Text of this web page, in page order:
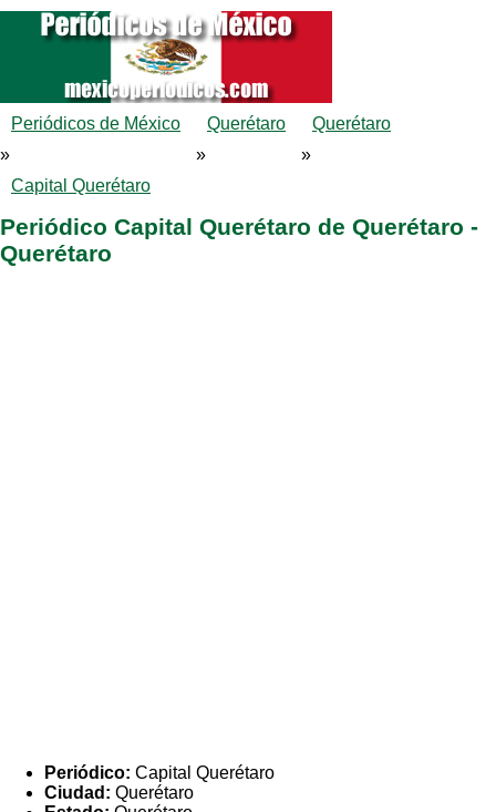
Periódicos de México
»
Querétaro
»
Querétaro
»
Capital Querétaro
Periódico Capital Querétaro de Querétaro -
Querétaro
Periódico: Capital Querétaro
Ciudad: Querétaro